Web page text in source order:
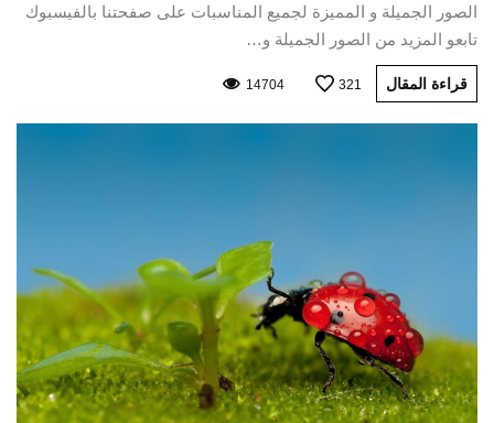
الصور الجميلة و المميزة لجميع المناسبات على صفحتنا بالفيسبوك
تابعو المزيد من الصور الجميلة و…
قراءة المقال 321
14704